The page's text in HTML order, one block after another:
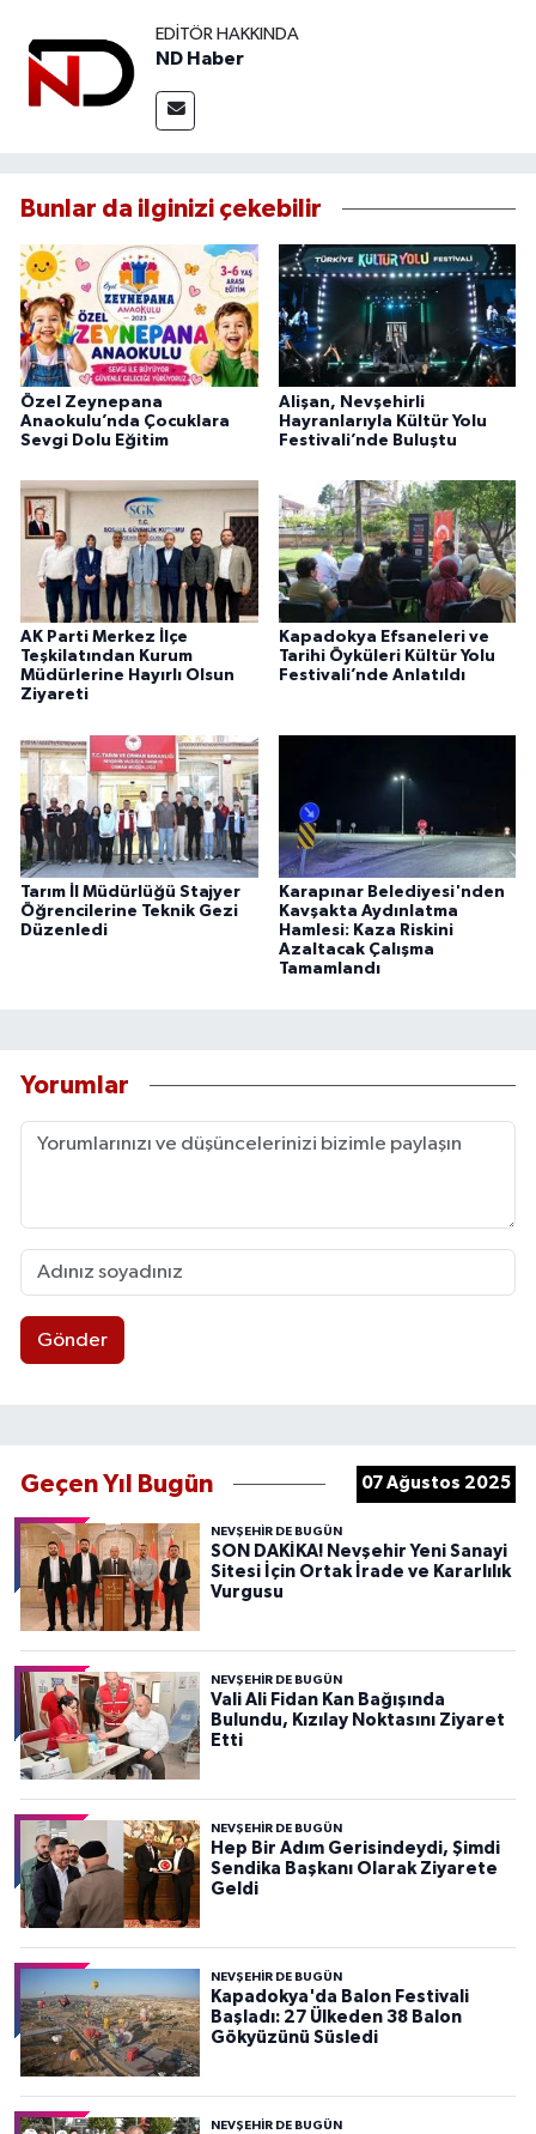
EDITÖR HAKKINDA
ND Haber
Bunlar da ilginizi çekebilir
Özel Zeynepana
Anaokulu’nda Çocuklara
Sevgi Dolu Eğitim
Alişan, Nevşehirli
Hayranlarıyla Kültür Yolu
Festivali’nde Buluştu
AK Parti Merkez İlçe
Teşkilatından Kurum
Müdürlerine Hayırlı Olsun
Ziyareti
Kapadokya Efsaneleri ve
Tarihi Öyküleri Kültür Yolu
Festivali’nde Anlatıldı
Tarım İl Müdürlüğü Stajyer
Öğrencilerine Teknik Gezi
Düzenledi
Karapınar Belediyesi'nden
Kavşakta Aydınlatma
Hamlesi: Kaza Riskini
Azaltacak Çalışma
Tamamlandı
Yorumlar
Gönder
Geçen Yıl Bugün 07 Ağustos 2025
NEVŞEHIR DE BUGÜN
SON DAKİKA! Nevşehir Yeni Sanayi
Sitesi İçin Ortak İrade ve Kararlılık
Vurgusu
NEVŞEHIR DE BUGÜN
Vali Ali Fidan Kan Bağışında
Bulundu, Kızılay Noktasını Ziyaret
Etti
NEVŞEHIR DE BUGÜN
Hep Bir Adım Gerisindeydi, Şimdi
Sendika Başkanı Olarak Ziyarete
Geldi
NEVŞEHIR DE BUGÜN
Kapadokya'da Balon Festivali
Başladı: 27 Ülkeden 38 Balon
Gökyüzünü Süsledi
NEVŞEHIR DE BUGÜN